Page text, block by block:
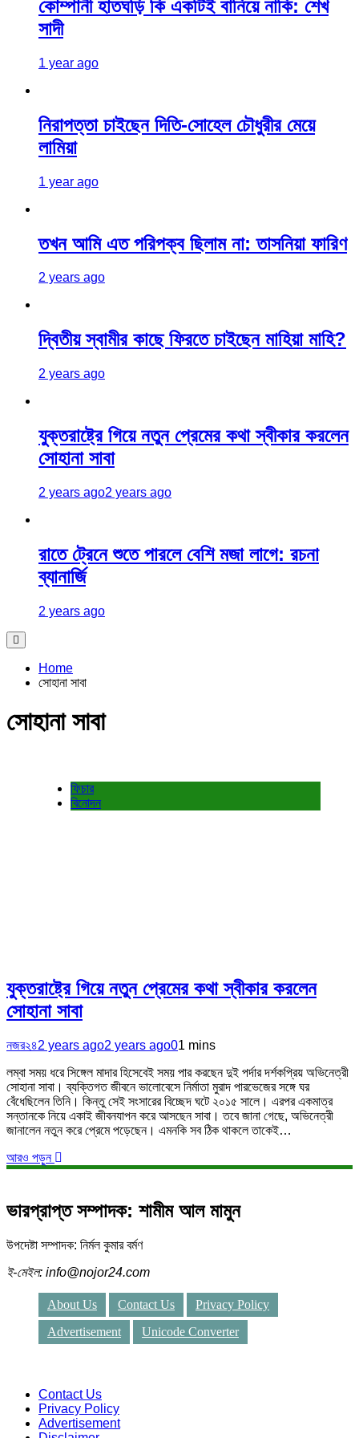
কোম্পানী হাতঘড়ি কি একটিই বানিয়ে নাকি: শেখ
সাদী
1 year ago
নিরাপত্তা চাইছেন দিতি-সোহেল চৌধুরীর মেয়ে
লামিয়া
1 year ago
তখন আমি এত পরিপক্ব ছিলাম না: তাসনিয়া ফারিণ
2 years ago
দ্বিতীয় স্বামীর কাছে ফিরতে চাইছেন মাহিয়া মাহি?
2 years ago
যুক্তরাষ্ট্রে গিয়ে নতুন প্রেমের কথা স্বীকার করলেন
সোহানা সাবা
2 years ago2 years ago
রাতে ট্রেনে শুতে পারলে বেশি মজা লাগে: রচনা
ব্যানার্জি
2 years ago
Home
সোহানা সাবা
সোহানা সাবা
ফিচার
বিনোদন
যুক্তরাষ্ট্রে গিয়ে নতুন প্রেমের কথা স্বীকার করলেন
সোহানা সাবা
নজর২৪2 years ago2 years ago01 mins
লম্বা সময় ধরে সিঙ্গেল মাদার হিসেবেই সময় পার করছেন দুই পর্দার দর্শকপ্রিয় অভিনেত্রী
সোহানা সাবা। ব্যক্তিগত জীবনে ভালোবেসে নির্মাতা মুরাদ পারভেজের সঙ্গে ঘর
বেঁধেছিলেন তিনি। কিন্তু সেই সংসারের বিচ্ছেদ ঘটে ২০১৫ সালে। এরপর একমাত্র
সন্তানকে নিয়ে একাই জীবনযাপন করে আসছেন সাবা। তবে জানা গেছে, অভিনেত্রী
জানালেন নতুন করে প্রেমে পড়েছেন। এমনকি সব ঠিক থাকলে তাকেই…
আরও পড়ুন
ভারপ্রাপ্ত সম্পাদক: শামীম আল মামুন
উপদেষ্টা সম্পাদক: নির্মল কুমার বর্মণ
ই-মেইল: info@nojor24.com
About Us Contact Us
Privacy Policy
Advertisement
Unicode Converter
Contact Us
Privacy Policy
Advertisement